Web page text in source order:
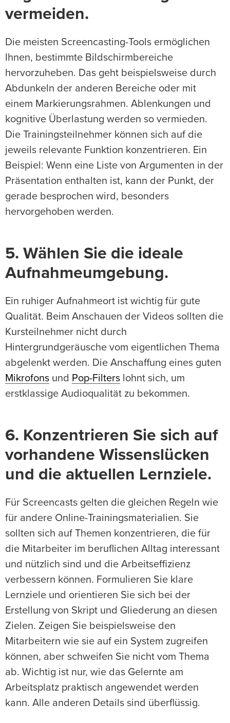
vermeiden.
Die meisten Screencasting-Tools ermöglichen
Ihnen, bestimmte Bildschirmbereiche
hervorzuheben. Das geht beispielsweise durch
Abdunkeln der anderen Bereiche oder mit
einem Markierungsrahmen. Ablenkungen und
kognitive Überlastung werden so vermieden.
Die Trainingsteilnehmer können sich auf die
jeweils relevante Funktion konzentrieren. Ein
Beispiel: Wenn eine Liste von Argumenten in der
Präsentation enthalten ist, kann der Punkt, der
gerade besprochen wird, besonders
hervorgehoben werden.
5. Wählen Sie die ideale
Aufnahmeumgebung.
Ein ruhiger Aufnahmeort ist wichtig für gute
Qualität. Beim Anschauen der Videos sollten die
Kursteilnehmer nicht durch
Hintergrundgeräusche vom eigentlichen Thema
abgelenkt werden. Die Anschaffung eines guten
Mikrofons und Pop-Filters lohnt sich, um
erstklassige Audioqualität zu bekommen.
6. Konzentrieren Sie sich auf
vorhandene Wissenslücken
und die aktuellen Lernziele.
Für Screencasts gelten die gleichen Regeln wie
für andere Online-Trainingsmaterialien. Sie
sollten sich auf Themen konzentrieren, die für
die Mitarbeiter im beruflichen Alltag interessant
und nützlich sind und die Arbeitseffizienz
verbessern können. Formulieren Sie klare
Lernziele und orientieren Sie sich bei der
Erstellung von Skript und Gliederung an diesen
Zielen. Zeigen Sie beispielsweise den
Mitarbeitern wie sie auf ein System zugreifen
können, aber schweifen Sie nicht vom Thema
ab. Wichtig ist nur, wie das Gelernte am
Arbeitsplatz praktisch angewendet werden
kann. Alle anderen Details sind überflüssig.